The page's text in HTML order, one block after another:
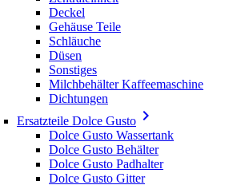
Deckel
Gehäuse Teile
Schläuche
Düsen
Sonstiges
Milchbehälter Kaffeemaschine
Dichtungen
Ersatzteile Dolce Gusto 
Dolce Gusto Wassertank
Dolce Gusto Behälter
Dolce Gusto Padhalter
Dolce Gusto Gitter